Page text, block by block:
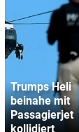
Trumps Heli
beinahe mit
Passagierjet
kollidiert